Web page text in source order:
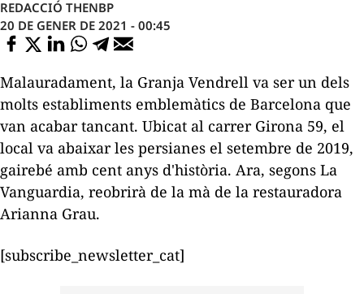
REDACCIÓ THENBP
20 DE GENER DE 2021 - 00:45
Malauradament, la Granja Vendrell va ser un dels
molts establiments emblemàtics de Barcelona que
van acabar tancant. Ubicat al carrer Girona 59, el
local va abaixar les persianes el setembre de 2019,
gairebé amb cent anys d'història. Ara, segons La
Vanguardia, reobrirà de la mà de la restauradora
Arianna Grau.
[subscribe_newsletter_cat]